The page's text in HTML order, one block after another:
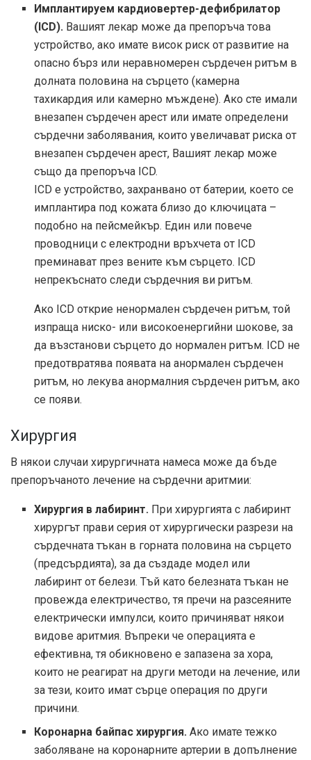
Имплантируем кардиовертер-дефибрилатор
(ICD). Вашият лекар може да препоръча това
устройство, ако имате висок риск от развитие на
опасно бърз или неравномерен сърдечен ритъм в
долната половина на сърцето (камерна
тахикардия или камерно мъждене). Ако сте имали
внезапен сърдечен арест или имате определени
сърдечни заболявания, които увеличават риска от
внезапен сърдечен арест, Вашият лекар може
също да препоръча ICD.
ICD е устройство, захранвано от батерии, което се
имплантира под кожата близо до ключицата –
подобно на пейсмейкър. Един или повече
проводници с електродни връхчета от ICD
преминават през вените към сърцето. ICD
непрекъснато следи сърдечния ви ритъм.
Ако ICD открие ненормален сърдечен ритъм, той
изпраща ниско- или високоенергийни шокове, за
да възстанови сърцето до нормален ритъм. ICD не
предотвратява появата на анормален сърдечен
ритъм, но лекува анормалния сърдечен ритъм, ако
се появи.
Хирургия
В някои случаи хирургичната намеса може да бъде
препоръчаното лечение на сърдечни аритмии:
Хирургия в лабиринт. При хирургията с лабиринт
хирургът прави серия от хирургически разрези на
сърдечната тъкан в горната половина на сърцето
(предсърдията), за да създаде модел или
лабиринт от белези. Тъй като белезната тъкан не
провежда електричество, тя пречи на разсеяните
електрически импулси, които причиняват някои
видове аритмия. Въпреки че операцията е
ефективна, тя обикновено е запазена за хора,
които не реагират на други методи на лечение, или
за тези, които имат сърце операция по други
причини.
Коронарна байпас хирургия. Ако имате тежко
заболяване на коронарните артерии в допълнение